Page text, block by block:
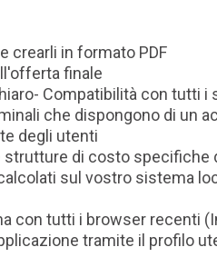
crearli in formato PDF
finale
Compatibilità con tutti i
che dispongono di un
degli utenti
di costo specifiche
sul vostro sistema
con tutti i browser recenti
tramite il profilo